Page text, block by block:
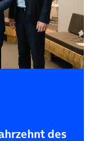
des